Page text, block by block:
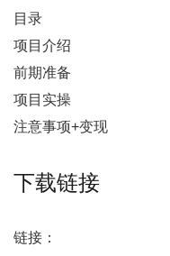
目录
项目介绍
前期准备
项目实操
注意事项+变现
下载链接
链接：